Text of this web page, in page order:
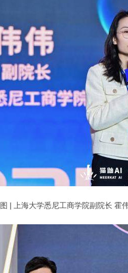
图 | 上海大学悉尼工商学院副院长 霍